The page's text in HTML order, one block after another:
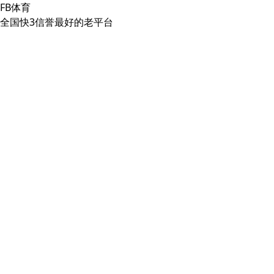
FB体育
全国快3信誉最好的老平台